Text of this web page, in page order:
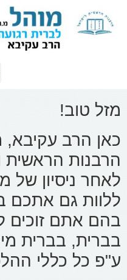
מזל טוב!
כאן הרב עקיבא,
הרבנות הראשית
לאחר ניסיון
ללוות גם אתכם
בהם אתם זוכים
בברית, בברית
ע"פ כל כללי